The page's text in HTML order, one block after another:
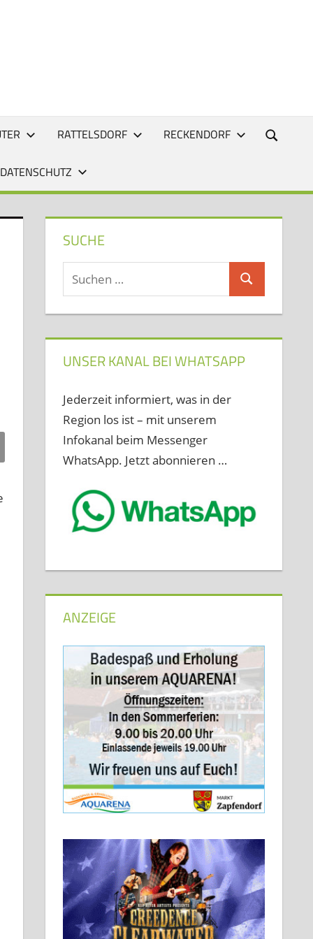
RATTELSDORF RECKENDORF
SUCHE
Suchen
nach:
Suchen
UNSER KANAL BEI WHATSAPP
Jederzeit informiert, was in der
Region los ist – mit unserem
Infokanal beim Messenger
WhatsApp. Jetzt abonnieren …
ANZEIGE